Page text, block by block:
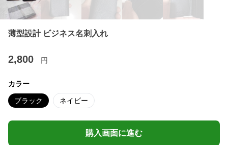
薄型設計 ビジネス名刺入れ
2,800 円
カラー
ブラック ネイビー
購入画面に進む